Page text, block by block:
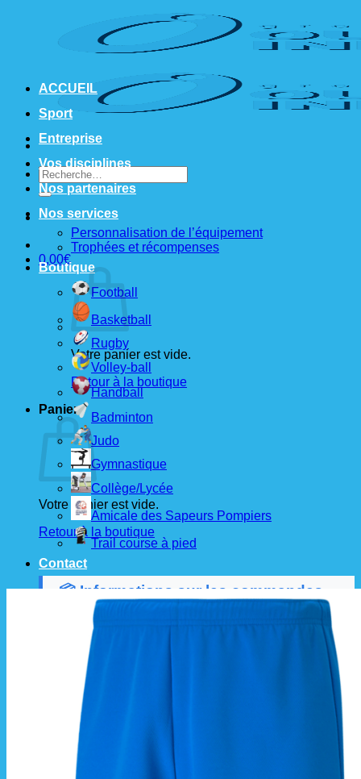
Recherche
pour :
0,00€
Votre panier est vide.
Retour à la boutique
Panier
Votre panier est vide.
Retour à la boutique
📦 Informations sur les commandes
Les commandes sont passées
les 1er et 15 de
chaque mois
auprès de nos fournisseurs.
À partir de ces dates, le
d'environ 3 semaines
La livraison est effectuée
La commande est à récupérer auprès du
ACCUEIL
Sport
Entreprise
Vos disciplines
Nos partenaires
Nos services
Personnalisation de l’équipement
Trophées et récompenses
Boutique
Football
Basketball
Rugby
Volley-ball
Handball
Badminton
Judo
Gymnastique
Collège/Lycée
Amicale des Sapeurs Pompiers
Trail course à pied
Contact